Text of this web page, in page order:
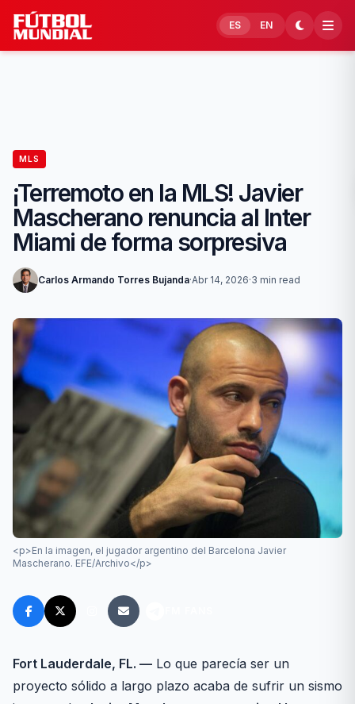
Skip to content
ES EN
MLS
¡Terremoto en la MLS! Javier
Mascherano renuncia al Inter
Miami de forma sorpresiva
Carlos Armando Torres Bujanda·Abr 14, 2026·3 min read
<p>En la imagen, el jugador argentino del Barcelona Javier
Mascherano. EFE/Archivo</p>
Fort Lauderdale, FL. — Lo que parecía ser un
proyecto sólido a largo plazo acaba de sufrir un sismo